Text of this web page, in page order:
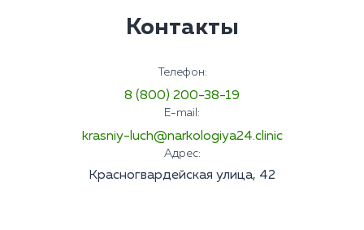
Контакты
Телефон:
8 (800) 200-38-19
E-mail:
krasniy-luch@narkologiya24.clinic
Адрес:
Красногвардейская улица, 42